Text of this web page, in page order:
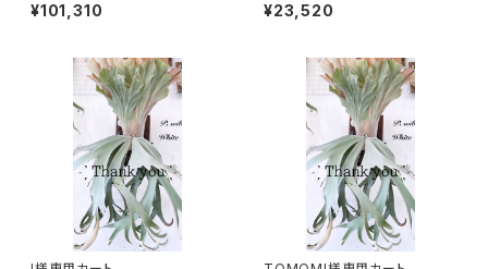
¥101,310 ¥23,520